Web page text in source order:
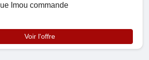
Imou commande
Voir l'offre